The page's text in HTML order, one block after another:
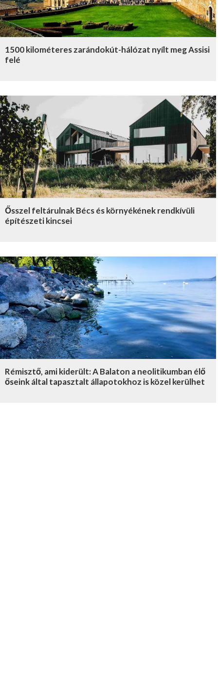
1500 kilométeres zarándokút-hálózat nyílt meg Assisi
felé
Ősszel feltárulnak Bécs és környékének rendkívüli
építészeti kincsei
Rémisztő, ami kiderült: A Balaton a neolitikumban élő
őseink által tapasztalt állapotokhoz is közel kerülhet